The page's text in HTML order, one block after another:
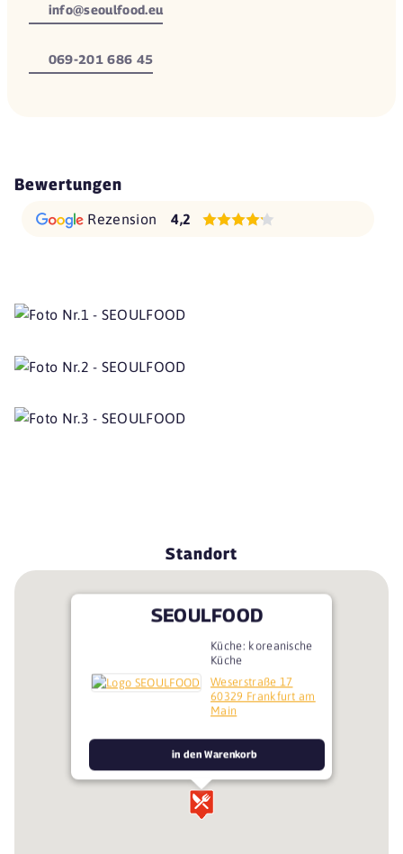
info@seoulfood.eu
069-201 686 45
Bewertungen
Rezension 4,2
Standort
SEOULFOOD
Küche: koreanische
Küche
Weserstraße 17
60329 Frankfurt am
Main
in den Warenkorb